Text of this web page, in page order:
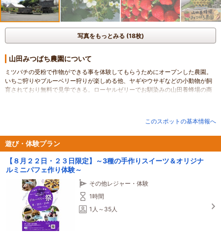
写真をもっとみる (18枚)
山田みつばち農園について
ミツバチの受粉で作物ができる事を体験してもらうためにオープンした農園。
いちご狩りやブルーベリー狩りが楽しめる他、ヤギやウサギなどの小動物が飼
育されており無料で見学できる。ローヤルゼリーでお馴染みの山田養蜂場の商
このスポットの基本情報へ
遊び・体験プラン
【８月２２日・２３日限定】～3種の手作りスイーツ＆オリジナ
ルミニパフェ作り体験～
その他レジャー・体験
1時間
1人～35人